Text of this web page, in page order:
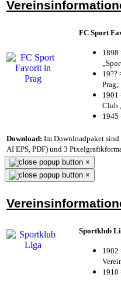
FC Sport
1898
19??
Prag;
1901
Club
1945
Download: Im Downloadpaket sind
AI EPS, PDF) und 3
×
×
Sportklub
1902
1910